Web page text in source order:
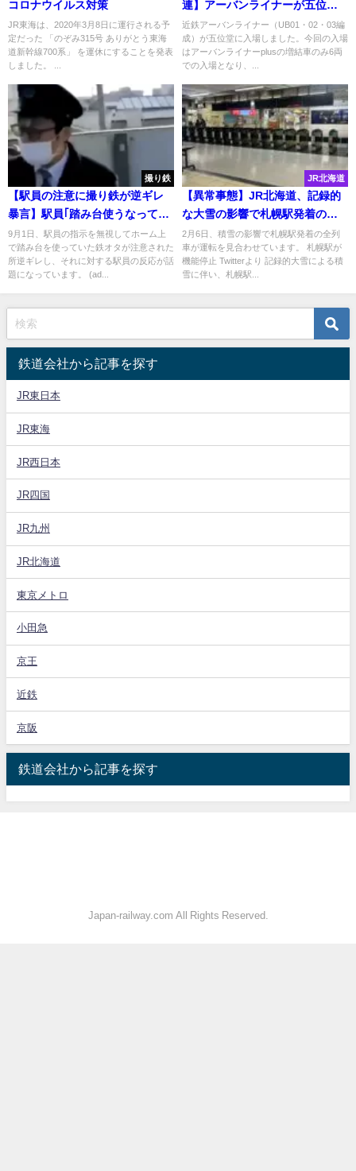
コロナウイルス対策
JR東海は、2020年3月8日に運行される予
定だった 「のぞみ315号 ありがとう東海
道新幹線700系」 を運休にすることを発表
しました。 ...
連】アーバンライナーが五位堂
に入場 一体なぜ？！
近鉄アーバンライナー（UB01・02・03編
成）が五位堂に入場しました。今回の入場
はアーバンライナーplusの増結車のみ6両
での入場となり、...
撮り鉄
【駅員の注意に撮り鉄が逆ギレ
暴言】駅員｢踏み台使うなって言
ってるだろ!｣ 撮り鉄｢うるせぇ｣
駅員｢うるせぇだ?こっちは仕事
でやってるんだよ!｣
9月1日、駅員の指示を無視してホーム上
で踏み台を使っていた鉄オタが注意された
所逆ギレし、それに対する駅員の反応が話
題になっています。 (ad...
JR北海道
【異常事態】JR北海道、記録的
な大雪の影響で札幌駅発着の全
列車が明日2/7も終日運休に
2月6日、積雪の影響で札幌駅発着の全列
車が運転を見合わせています。 札幌駅が
機能停止 Twitterより 記録的大雪による積
雪に伴い、札幌駅...
鉄道会社から記事を探す
JR東日本
JR東海
JR西日本
JR四国
JR九州
JR北海道
東京メトロ
小田急
京王
近鉄
京阪
鉄道会社から記事を探す
Japan-railway.com All Rights Reserved.